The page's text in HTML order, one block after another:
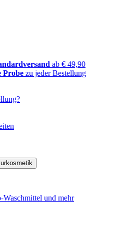
ab € 49,90
Probe zu jeder Bestellung
Waschmittel und mehr